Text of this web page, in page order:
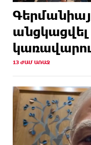
անցկացվել
13 ԺԱՄ ԱՌԱՋ